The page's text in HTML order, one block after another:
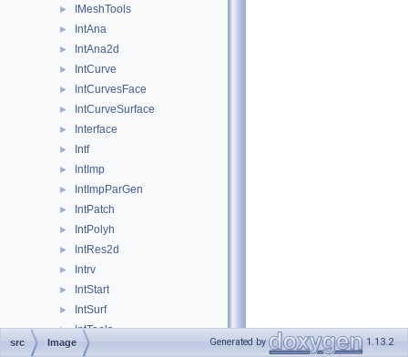
► IMeshTools
► IntAna
► IntAna2d
► IntCurve
► IntCurvesFace
► IntCurveSurface
► Interface
► Intf
► IntImp
► IntImpParGen
► IntPatch
► IntPolyh
► IntRes2d
► Intrv
► IntStart
► IntSurf
► IntTools
► IntWalk
src Image Generated by 1.13.2